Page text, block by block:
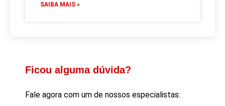
SAIBA MAIS »
Ficou alguma dúvida?
Fale agora com um de nossos especialistas: